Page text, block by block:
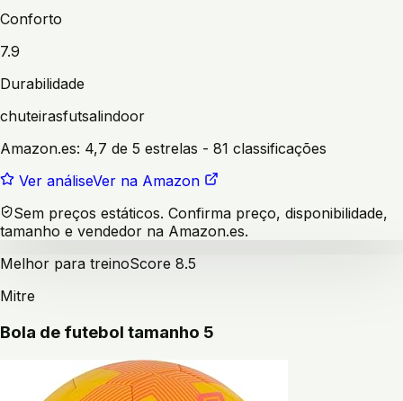
Conforto
7.9
Durabilidade
chuteirasfutsalindoor
Amazon.es: 4,7 de 5 estrelas - 81 classificações
Ver análiseVer na Amazon
Sem preços estáticos. Confirma preço, disponibilidade,
tamanho e vendedor na Amazon.es.
Melhor para treinoScore 8.5
Mitre
Bola de futebol tamanho 5